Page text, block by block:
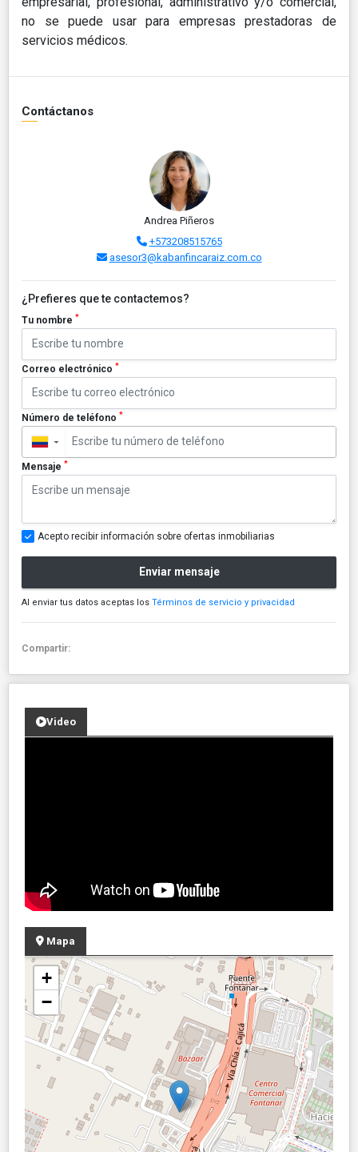
no se puede usar para empresas prestadoras de
servicios médicos.
Contáctanos
Andrea Piñeros
+573208515765
asesor3@kabanfincaraiz.com.co
¿Prefieres que te contactemos?
Tu nombre *
Correo electrónico *
Número de teléfono *
▼
Mensaje *
Acepto recibir información sobre ofertas inmobiliarias
Enviar mensaje
Al enviar tus datos aceptas los Términos de servicio y privacidad
Compartir:
Video
Mapa
+
−